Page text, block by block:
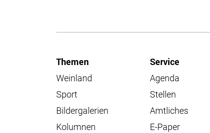
Themen
Weinland
Sport
Bildergalerien
Kolumnen
Service
Agenda
Stellen
Amtliches
E-Paper